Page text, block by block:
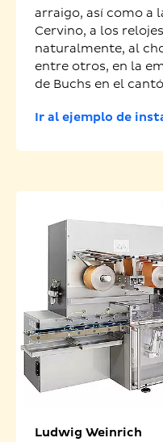
arraigo, así como a
Cervino, a los
naturalmente, al
entre otros, en la
de Buchs en el
Ir al ejemplo de
Ludwig Weinrich